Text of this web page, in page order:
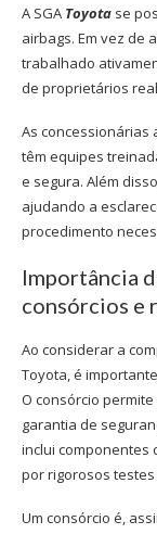
A SGA Toyota se
airbags. Em vez de
trabalhado
de proprietários
As concessionárias
têm equipes
e segura. Além
ajudando a
procedimento
Importância
consórcios e
Ao considerar a
Toyota, é
O consórcio
garantia de
inclui componentes
por rigorosos
Um consórcio é,